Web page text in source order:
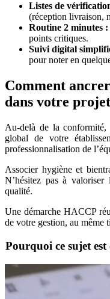
Listes de
(réception livraison,
Routine 2 minutes :
points critiques.
Suivi digital
pour noter en
Comment
dans votre
Au-delà de la conformité,
global de votre
professionnalisation de
Associer hygiène et
N’hésitez pas à valoriser
qualité.
Une démarche HACCP
de votre gestion, au même
Pourquoi ce sujet